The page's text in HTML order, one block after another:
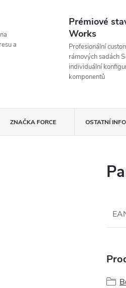
a
Prémiové
Works
Profesionální
rámových sadách
individuální
komponentů
ZNAČKAFORCE OSTATNÍ